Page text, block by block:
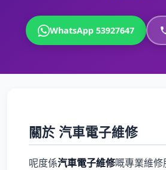
WhatsApp 53927647
關於 汽車電子維修
呢度係汽車電子維修嘅專業維